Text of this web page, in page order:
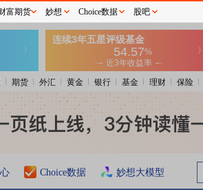
期货 外汇 黄金 银行 基金 理财 保险
Choice数据 妙想大模型
富期货 妙想 Choice数据 股吧